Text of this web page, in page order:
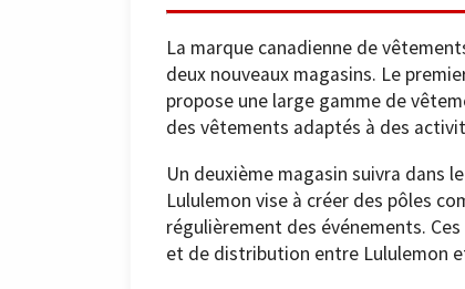
La marque canadienne de
deux nouveaux magasins. Le
propose une large gamme de
des vêtements adaptés à des
Un deuxième magasin suivra dans
Lululemon vise à créer des pôles
régulièrement des événements.
et de distribution entre Lululemon